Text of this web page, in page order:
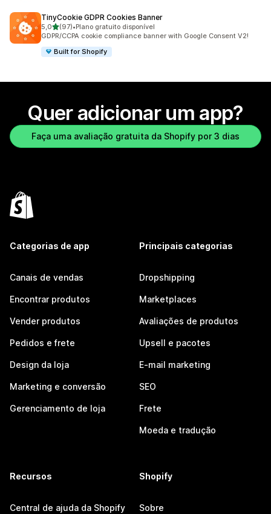
TinyCookie GDPR Cookies Banner
5,0de 5 estrelas
(97)
97 avaliações ao todo
•Plano gratuito disponível
GDPR/CCPA cookie compliance banner with Google Consent V2!
Built for Shopify
Quer adicionar um app?
Faça uma avaliação gratuita da Shopify por 3 dias
Categorias de app
Canais de vendas
Encontrar produtos
Vender produtos
Pedidos e frete
Design da loja
Marketing e conversão
Gerenciamento de loja
Principais categorias
Dropshipping
Marketplaces
Avaliações de produtos
Upsell e pacotes
E-mail marketing
SEO
Frete
Moeda e tradução
Recursos
Central de ajuda da Shopify
Shopify
Sobre